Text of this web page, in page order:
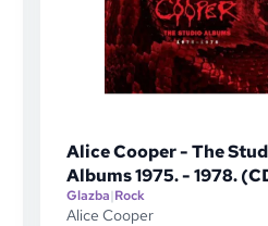
Alice Cooper - The
Albums 1975. - 1978.
Glazba|Rock
Alice Cooper